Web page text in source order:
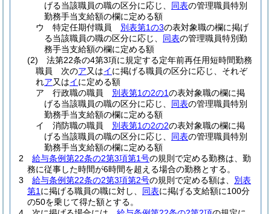
げる当該職員の職の区分に応じ、 同表の管理職員特別
勤務手当支給額の欄に定める額
ウ
特定任期付職員 別表第1の3の表対象職の欄に掲げ
る当該職員の職の区分に応じ、 同表の管理職員特別勤
務手当支給額の欄に定める額
(2)
法第22条の4第3項に規定する定年前再任用短時間勤務
職員 次のア又はイに掲げる職員の区分に応じ、それぞ
れア又はイに定める額
ア
行政職の職員 別表第1の2の1の表対象職の欄に掲
げる当該職員の職の区分に応じ、 同表の管理職員特別
勤務手当支給額の欄に定める額
イ
消防職の職員 別表第1の2の2の表対象職の欄に掲
げる当該職員の職の区分に応じ、 同表の管理職員特別
勤務手当支給額の欄に定める額
2
給与条例第22条の2第3項第1号の規則で定める勤務は、勤
務に従事した時間が6時間を超える場合の勤務とする。
3
給与条例第22条の2第3項第2号の規則で定める額は、 別表
第1 に掲げる職員の職に対し、 同表に掲げる支給額に100分
の50を乗じて得た額とする。